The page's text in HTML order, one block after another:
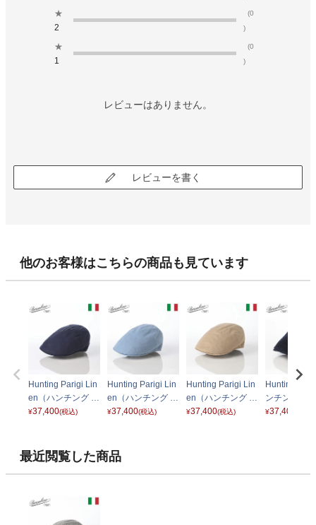
★
2
(0
)
★
1
(0
)
レビューはありません。
レビューを書く
他のお客様はこちらの商品も見ています
Hunting Parigi Lin
en（ハンチング パ
リギ リネン） B12
¥37,400(税込)
Hunting Parigi Lin
en（ハンチング パ
リギ リネン） B12
¥37,400(税込)
Hunting Parigi Lin
en（ハンチング パ
リギ リネン） B12
¥37,400(税込)
Hunting
ンチング パ
B12182 ネ
¥37,400
最近閲覧した商品